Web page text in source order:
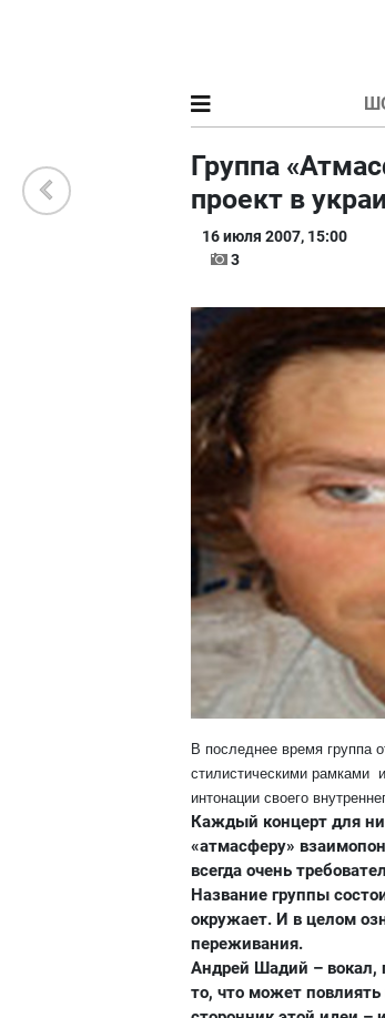
Группа
проект в
16 июля 2007, 15:00
3
В последнее время группа
стилистическими рамками
интонации своего
Каждый концерт для
«атмасферу»
всегда очень
Название группы
окружает. И в целом
переживания.
Андрей Шадий – вокал,
то, что может